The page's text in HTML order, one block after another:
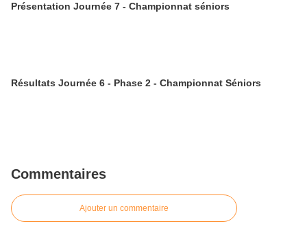
Présentation Journée 7 - Championnat séniors
Résultats Journée 6 - Phase 2 - Championnat Séniors
Commentaires
Ajouter un commentaire